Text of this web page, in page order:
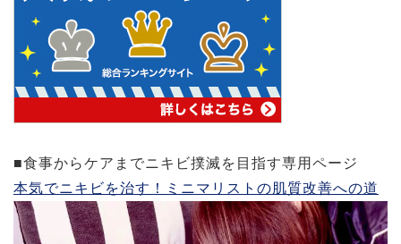
■食事からケアまでニキビ撲滅を目指す専用ページ
本気でニキビを治す！ミニマリストの肌質改善への道